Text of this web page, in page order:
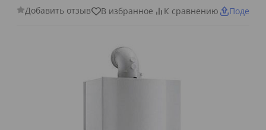
Добавить отзыв В избранное К сравнению